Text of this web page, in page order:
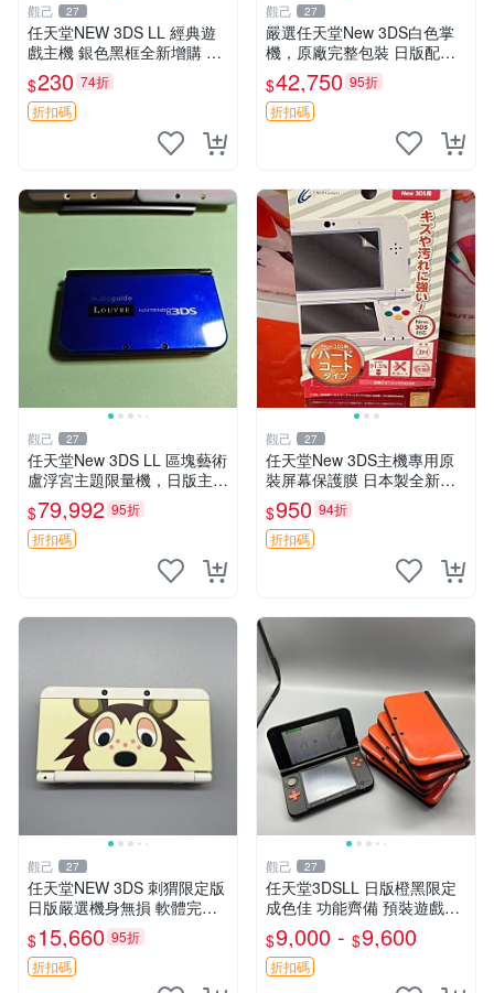
觀己 27
任天堂NEW 3DS LL 經典遊
戲主機 銀色黑框全新增購 3d
s ll 主機 上世代遊戲機具收藏
嚴選
$230 74折
折扣碼
觀己 27
嚴選任天堂New 3DS白色掌
機，原廠完整包裝 日版配齊
新小三 全套 白色掌機 Ninten
do 掌機配件
$42,750 95折
折扣碼
觀己 27
任天堂New 3DS LL 區塊藝術
盧浮宮主題限量機，日版主板
原配，附吊飾未配線，全新收
藏款 區塊藝術 盧浮宮 卡帶盒
$79,992 95折
折扣碼
觀己 27
任天堂New 3DS主機專用原
裝屏幕保護膜 日本製全新未
拆 匹配度100% 新3DS 主機
膜片 屏保膜
$950 94折
折扣碼
觀己 27
任天堂NEW 3DS 刺猬限定版
日版嚴選機身無損 軟體完好
附原裝保護膜 刺猬限定 NEW
3DS 功能齊全 附膜日版 任天
堂NEW 3DS 刺猬限定
$15,660 95折
折扣碼
觀己 27
任天堂3DSLL 日版橙黑限定
成色佳 功能齊備 預裝遊戲內
存卡附送 3DS 3D 測試 游戲
機
$9,000 - $9,600
折扣碼